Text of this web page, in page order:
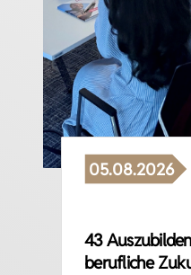
05.08.2026
43
berufliche